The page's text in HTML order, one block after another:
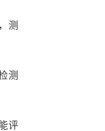
测
测
评